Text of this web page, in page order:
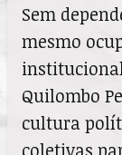
Sem
mesmo
Quilombo
cultura
coletivas